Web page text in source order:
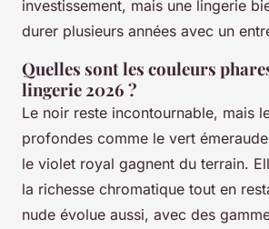
investissement, mais une lingerie
durer plusieurs années avec un
Quelles sont les couleurs
lingerie 2026 ?
Le noir reste incontournable, mais
profondes comme le vert
le violet royal gagnent du terrain.
la richesse chromatique tout en
nude évolue aussi, avec des